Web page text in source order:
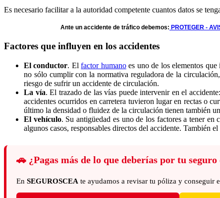
Es necesario facilitar a la autoridad competente cuantos datos se
Ante un accidente de tráfico debemos: PROTEGER -
Factores que influyen en los accidentes
El conductor. Elfactor humanoes uno de los elementos que
no sólo cumplir con la normativa reguladora de la
riesgo de sufrir un accidente de circulación.
La vía. El trazado de las vías puede intervenir en el
accidentes ocurridos en carretera tuvieron lugar en rectas o
último la densidad o fluidez de la circulación tienen también
El vehículo. Su antigüedad es uno de los factores a tener en
algunos casos, responsables directos del accidente. También
🚗 ¿Pagas más de lo que deberías por tu seguro
En SEGUROSCEA te ayudamos a revisar tu póliza y conseguir